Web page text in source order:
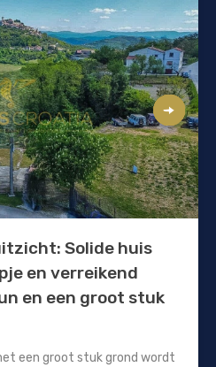
Solide huis
en verreikend
en een groot stuk
een groot stuk grond wordt